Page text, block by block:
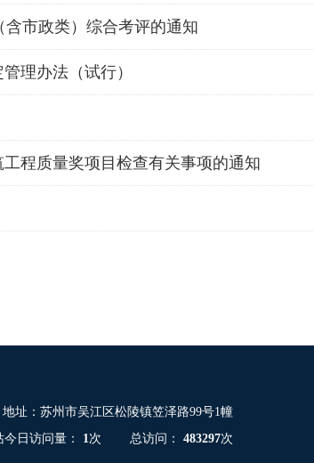
含市政类）综合考评的通知
理办法（试行）
程质量奖项目检查有关事项的通知
：苏州市吴江区松陵镇笠泽路99号1幢
访问量： 1 次 总访问： 483297次